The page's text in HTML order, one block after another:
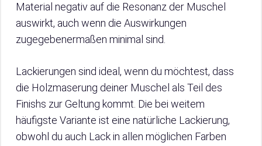
Material negativ auf die Resonanz der Muschel
auswirkt, auch wenn die Auswirkungen
zugegebenermaßen minimal sind.
Lackierungen sind ideal, wenn du möchtest, dass
die Holzmaserung deiner Muschel als Teil des
Finishs zur Geltung kommt. Die bei weitem
häufigste Variante ist eine natürliche Lackierung,
obwohl du auch Lack in allen möglichen Farben